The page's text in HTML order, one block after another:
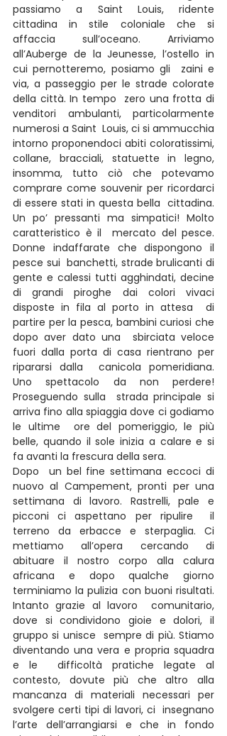
passiamo a Saint Louis, ridente
cittadina in stile coloniale che si
affaccia sull’oceano. Arriviamo
all’Auberge de la Jeunesse, l’ostello in
cui pernotteremo, posiamo gli  zaini e
via, a passeggio per le strade colorate
della città. In tempo  zero una frotta di
venditori ambulanti, particolarmente
numerosi a Saint  Louis, ci si ammucchia
intorno proponendoci abiti coloratissimi,
collane, bracciali, statuette in legno,
insomma, tutto ciò che potevamo
comprare come souvenir per ricordarci
di essere stati in questa bella  cittadina.
Un po’ pressanti ma simpatici! Molto
caratteristico è il  mercato del pesce.
Donne indaffarate che dispongono il
pesce sui  banchetti, strade brulicanti di
gente e calessi tutti agghindati, decine
di grandi piroghe dai colori vivaci
disposte in fila al porto in attesa  di
partire per la pesca, bambini curiosi che
dopo aver dato una  sbirciata veloce
fuori dalla porta di casa rientrano per
ripararsi dalla  canicola pomeridiana.
Uno spettacolo da non perdere!
Proseguendo sulla  strada principale si
arriva fino alla spiaggia dove ci godiamo
le ultime  ore del pomeriggio, le più
belle, quando il sole inizia a calare e si
fa avanti la frescura della sera.
Dopo  un bel fine settimana eccoci di
nuovo al Campement, pronti per una
settimana di lavoro. Rastrelli, pale e
picconi ci aspettano per ripulire  il
terreno da erbacce e sterpaglia. Ci
mettiamo all’opera cercando di
abituare il nostro corpo alla calura
africana e dopo qualche giorno
terminiamo la pulizia con buoni risultati.
Intanto grazie al lavoro  comunitario,
dove si condividono gioie e dolori, il
gruppo si unisce  sempre di più. Stiamo
diventando una vera e propria squadra
e le  difficoltà pratiche legate al
contesto, dovute più che altro alla
mancanza di materiali necessari per
svolgere certi tipi di lavori, ci  insegnano
l’arte dell’arrangiarsi e che in fondo